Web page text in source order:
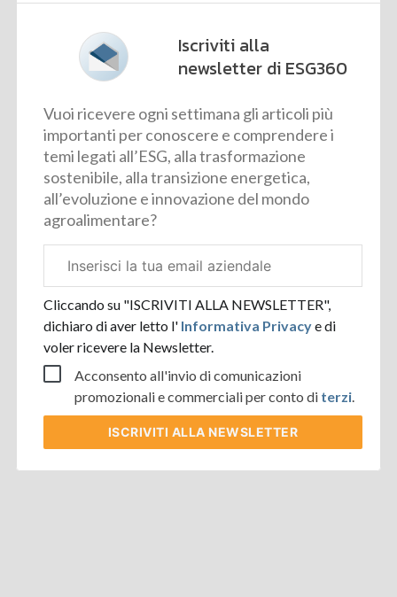
Iscriviti alla
newsletter di ESG360
Vuoi ricevere ogni settimana gli articoli più
importanti per conoscere e comprendere i
temi legati all’ESG, alla trasformazione
sostenibile, alla transizione energetica,
all’evoluzione e innovazione del mondo
agroalimentare?
aziendale
Cliccando su "ISCRIVITI ALLA NEWSLETTER",
dichiaro di aver letto l' Informativa Privacye di
voler ricevere la Newsletter.
Acconsento all'invio di comunicazioni
promozionali e commerciali per conto di terzi.
ISCRIVITI ALLA NEWSLETTER